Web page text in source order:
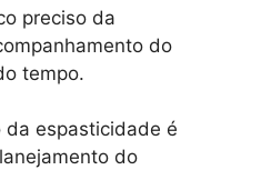
preciso da
do
tempo.
da espasticidade é
do